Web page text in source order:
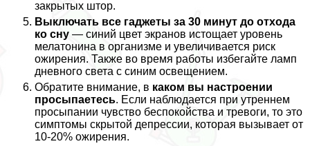
закрытых штор.
Выключать все гаджеты за 30 минут до отхода
ко сну — синий цвет экранов истощает уровень
мелатонина в организме и увеличивается риск
ожирения. Также во время работы избегайте ламп
дневного света с синим освещением.
Обратите внимание, в каком вы настроении
просыпаетесь. Если наблюдается при утреннем
просыпании чувство беспокойства и тревоги, то это
симптомы скрытой депрессии, которая вызывает от
10-20% ожирения.